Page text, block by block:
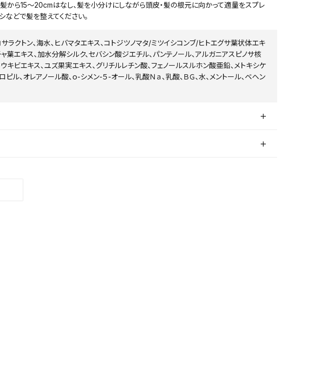
から15～20cmはなし、髪を小分けにしながら頭皮・髪の根元に向かって適量をスプレ
などで髪を整えてください。
サラクトン、海水、ヒバマタエキス、コトジツノマタ/ミツイシコンブ/ヒトエグサ葉状体エキ
ャ葉エキス、加水分解シルク、セバシン酸ジエチル、パンテノール、アルガニアスピノサ核
キビエキス、ユズ果実エキス、グリチルレチン酸、フェノールスルホン酸亜鉛、メトキシケ
ル、オレアノール酸、ｏ-シメン-５-オール、乳酸Ｎａ、乳酸、ＢＧ、水、メントール、ベヘン